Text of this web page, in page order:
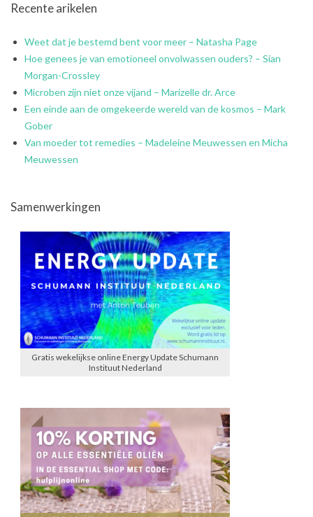
Recente arikelen
Weet dat je bestemd bent voor meer – Natasha Page
Hoe genees je van emotioneel onvolwassen ouders? – Sian
Morgan-Crossley
Microben zijn niet onze vijand – Marizelle dr. Arce
Een einde aan de omgekeerde wereld van de kosmos – Mark
Gober
Van moeder tot remedies – Madeleine Meuwessen en Micha
Meuwessen
Samenwerkingen
Gratis wekelijkse online Energy Update Schumann
Instituut Nederland